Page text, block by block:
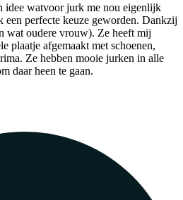
idee watvoor jurk me nou eigenlijk
een perfecte keuze geworden. Dankzij
wat oudere vrouw). Ze heeft mij
plaatje afgemaakt met schoenen,
Ze hebben mooie jurken in alle
daar heen te gaan.